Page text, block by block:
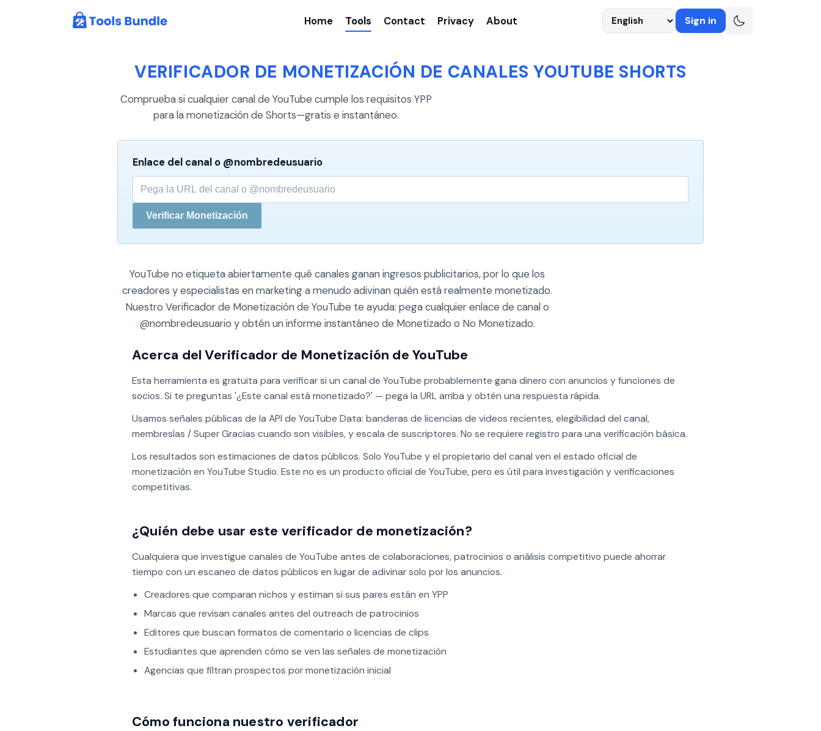
Home Tools Contact Privacy About Language Sign in
VERIFICADOR DE MONETIZACIÓN DE CANALES YOUTUBE SHORTS
Comprueba si cualquier canal de YouTube cumple los requisitos YPP
para la monetización de Shorts—gratis e instantáneo.
Enlace del canal o @nombredeusuario
Verificar Monetización
YouTube no etiqueta abiertamente qué canales ganan ingresos publicitarios, por lo que los
creadores y especialistas en marketing a menudo adivinan quién está realmente monetizado.
Nuestro Verificador de Monetización de YouTube te ayuda: pega cualquier enlace de canal o
@nombredeusuario y obtén un informe instantáneo de Monetizado o No Monetizado.
Acerca del Verificador de Monetización de YouTube
Esta herramienta es gratuita para verificar si un canal de YouTube probablemente gana dinero con anuncios y funciones de
socios. Si te preguntas '¿Este canal está monetizado?' — pega la URL arriba y obtén una respuesta rápida.
Usamos señales públicas de la API de YouTube Data: banderas de licencias de videos recientes, elegibilidad del canal,
membresías / Super Gracias cuando son visibles, y escala de suscriptores. No se requiere registro para una verificación básica.
Los resultados son estimaciones de datos públicos. Solo YouTube y el propietario del canal ven el estado oficial de
monetización en YouTube Studio. Este no es un producto oficial de YouTube, pero es útil para investigación y verificaciones
competitivas.
¿Quién debe usar este verificador de monetización?
Cualquiera que investigue canales de YouTube antes de colaboraciones, patrocinios o análisis competitivo puede ahorrar
tiempo con un escaneo de datos públicos en lugar de adivinar solo por los anuncios.
Creadores que comparan nichos y estiman si sus pares están en YPP
Marcas que revisan canales antes del outreach de patrocinios
Editores que buscan formatos de comentario o licencias de clips
Estudiantes que aprenden cómo se ven las señales de monetización
Agencias que filtran prospectos por monetización inicial
Cómo funciona nuestro verificador